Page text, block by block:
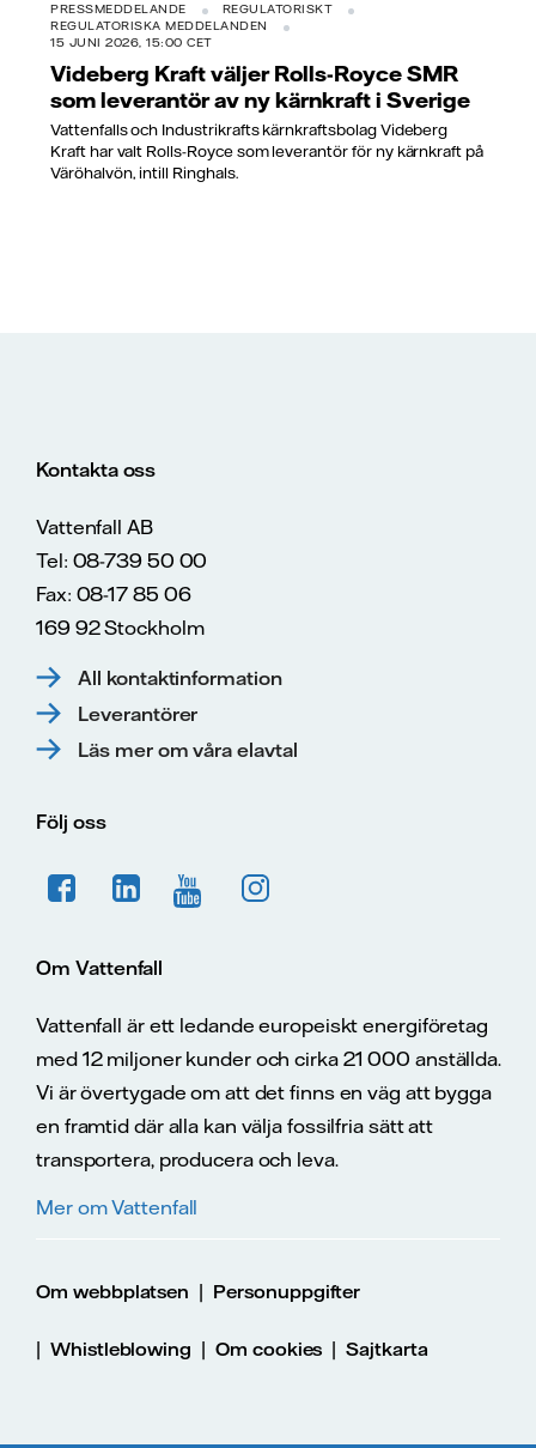
PRESSMEDDELANDE
REGULATORISKT
REGULATORISKA MEDDELANDEN
15 JUNI 2026, 15:00 CET
Videberg Kraft väljer Rolls-Royce SMR
som leverantör av ny kärnkraft i Sverige
Vattenfalls och Industrikrafts kärnkraftsbolag Videberg
Kraft har valt Rolls-Royce som leverantör för ny kärnkraft på
Väröhalvön, intill Ringhals.
Kontakta oss
Vattenfall AB
Tel: 08-739 50 00
Fax: 08-17 85 06
169 92 Stockholm
All kontaktinformation
Leverantörer
Läs mer om våra elavtal
Följ oss
Om Vattenfall
Vattenfall är ett ledande europeiskt energiföretag
med 12 miljoner kunder och cirka 21 000 anställda.
Vi är övertygade om att det finns en väg att bygga
en framtid där alla kan välja fossilfria sätt att
transportera, producera och leva.
Mer om Vattenfall
Om webbplatsen | Personuppgifter
| Whistleblowing | Om cookies |Sajtkarta